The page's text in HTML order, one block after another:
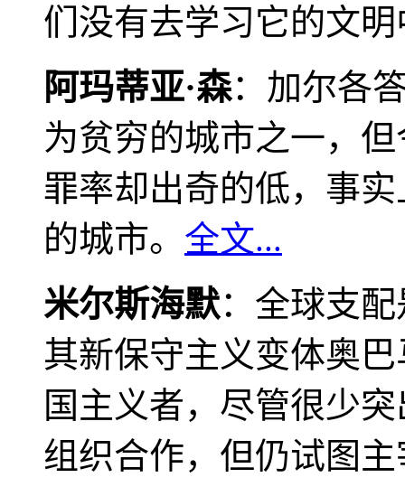
们没有去学习它的文
阿玛蒂亚·森：加尔各
为贫穷的城市之一，
罪率却出奇的低，事
的城市。 全文...
米尔斯海默：全球支
其新保守主义变体奥
国主义者，尽管很少
组织合作，但仍试图